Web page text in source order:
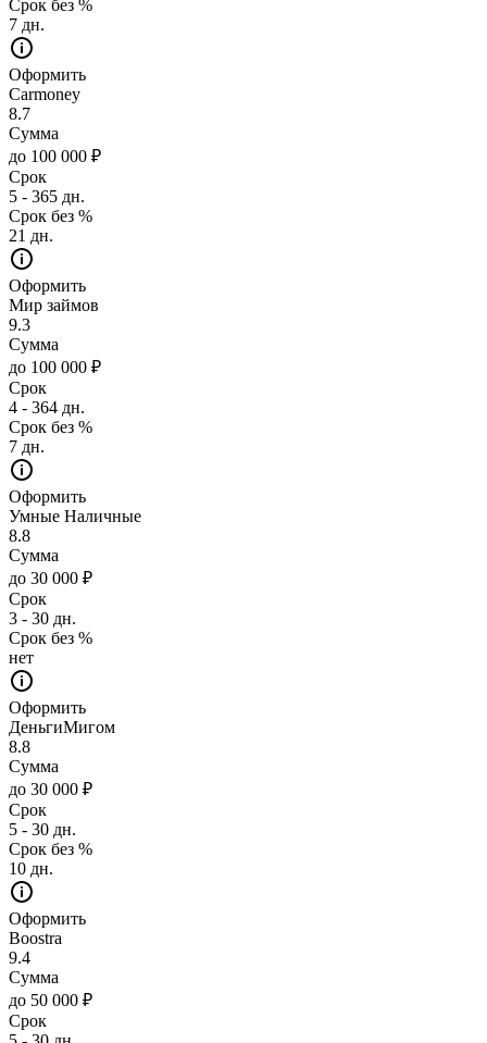
Срок без %
7 дн.
Оформить
Carmoney
8.7
Сумма
до 100 000 ₽
Срок
5 - 365 дн.
Срок без %
21 дн.
Оформить
Мир займов
9.3
Сумма
до 100 000 ₽
Срок
4 - 364 дн.
Срок без %
7 дн.
Оформить
Умные Наличные
8.8
Сумма
до 30 000 ₽
Срок
3 - 30 дн.
Срок без %
нет
Оформить
ДеньгиМигом
8.8
Сумма
до 30 000 ₽
Срок
5 - 30 дн.
Срок без %
10 дн.
Оформить
Boostra
9.4
Сумма
до 50 000 ₽
Срок